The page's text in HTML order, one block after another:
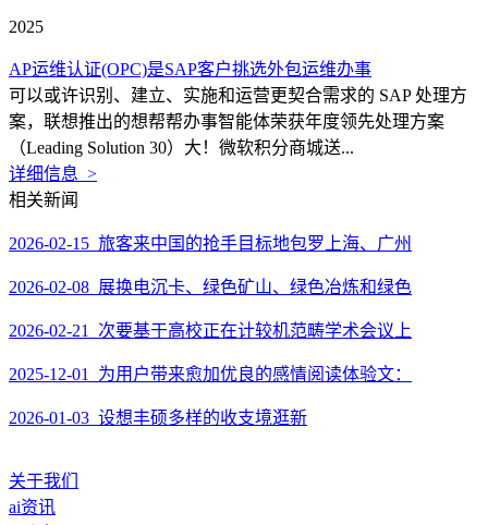
2025
AP运维认证(OPC)是SAP客户挑选外包运维办事
可以或许识别、建立、实施和运营更契合需求的 SAP 处理方
案，联想推出的想帮帮办事智能体荣获年度领先处理方案
（Leading Solution 30）大！微软积分商城送...
详细信息 >
相关新闻
2026-02-15 旅客来中国的抢手目标地包罗上海、广州
2026-02-08 展换电沉卡、绿色矿山、绿色冶炼和绿色
2026-02-21 次要基于高校正在计较机范畴学术会议上
2025-12-01 为用户带来愈加优良的感情阅读体验文：
2026-01-03 设想丰硕多样的收支境逛新
关于我们
ai资讯